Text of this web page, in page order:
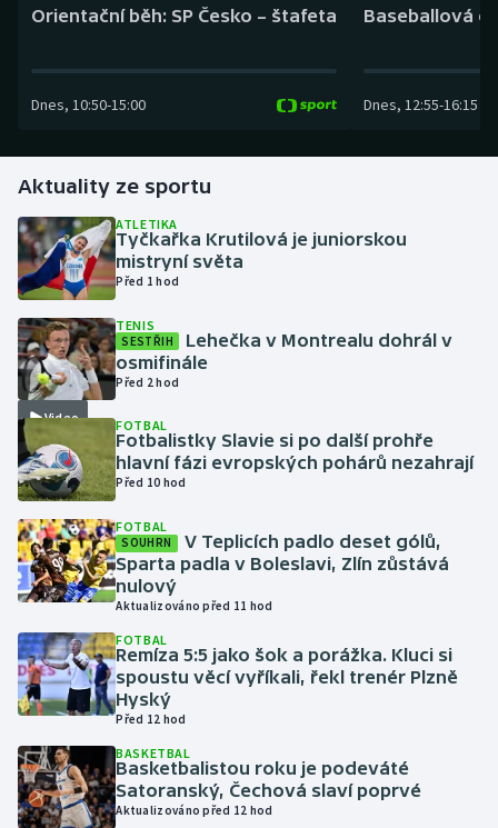
Golf
Gymnastika
Házená
Jezdectví
Judo
Krasobruslení
Lyže a snowboard
Motorsport
Olympijské hry
Parasport
Orientační běh: SP Česko – štafeta
Dnes, 10:50-15:00
Baseballová
Dnes, 12:55-16:15
Aktuality ze sportu
ATLETIKA
Tyčkařka Krutilová je juniorskou
mistryní světa
Před 1 hod
Video
TENIS
SESTŘIH
Lehečka v Montrealu dohrál v
osmifinále
Před 2 hod
FOTBAL
Fotbalistky Slavie si po další prohře
hlavní fázi evropských pohárů nezahrají
Před 10 hod
FOTBAL
SOUHRN
V Teplicích padlo deset gólů,
Sparta padla v Boleslavi, Zlín zůstává
nulový
Aktualizováno před 11 hod
FOTBAL
Remíza 5:5 jako šok a porážka. Kluci si
spoustu věcí vyříkali, řekl trenér Plzně
Hyský
Před 12 hod
BASKETBAL
Basketbalistou roku je podeváté
Satoranský, Čechová slaví poprvé
Aktualizováno před 12 hod